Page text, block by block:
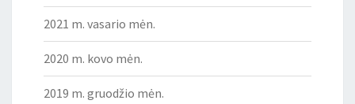
2021 m. vasario mėn.
2020 m. kovo mėn.
2019 m. gruodžio mėn.